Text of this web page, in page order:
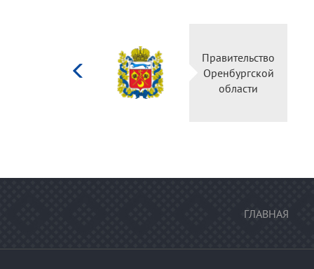
Министерство
культуры
Российской
федерации
ГЛАВНАЯ